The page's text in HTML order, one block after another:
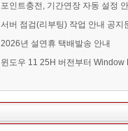
포인트충전, 기간연장 자동 설정
서버 점검(리부팅) 작업 안내 공지
2026년 설연휴 택배발송 안내